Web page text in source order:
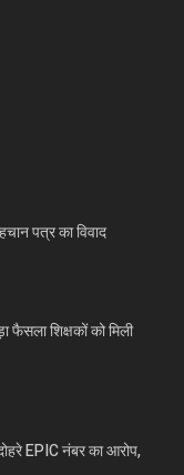
पत्र का विवाद
फैसला शिक्षकों को मिली
EPIC नंबर का आरोप,